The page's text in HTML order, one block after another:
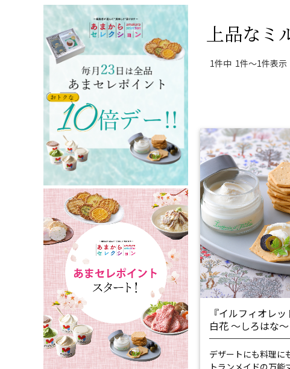
上品なミ
1件中 1件～1件表示
『イルフィオレ
白花 ～しろはな～
デザートにも料理に
トランメイドの万能